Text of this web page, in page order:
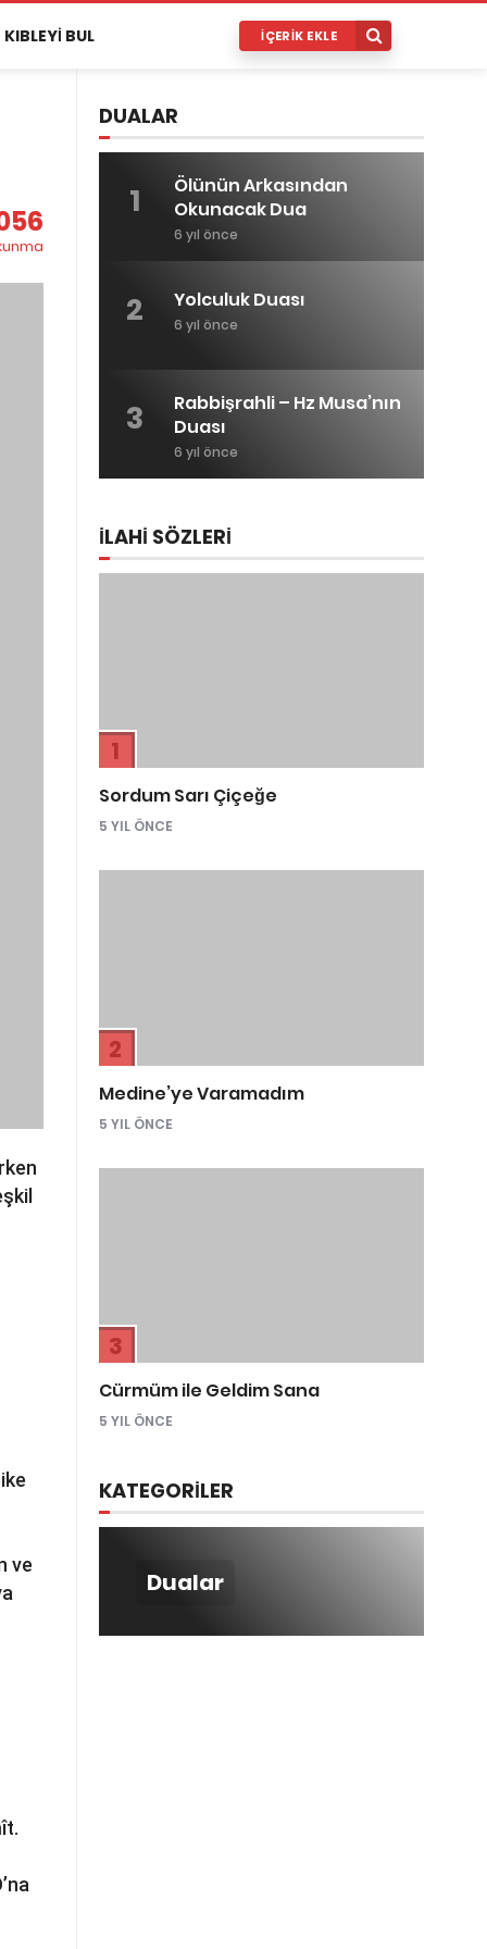
KIBLEYI BUL İÇERIK EKLE
ve
DUALAR
1
Ölünün Arkasından
Okunacak Dua
6 yıl önce
2 Yolculuk Duası
6 yıl önce
3
Rabbişrahli – Hz Musa’nın
Duası
6 yıl önce
İLAHİ SÖZLERİ
1
Sordum Sarı Çiçeğe
5 YIL ÖNCE
2
Medine’ye Varamadım
5 YIL ÖNCE
3
Cürmüm ile Geldim Sana
5 YIL ÖNCE
KATEGORİLER
Dualar